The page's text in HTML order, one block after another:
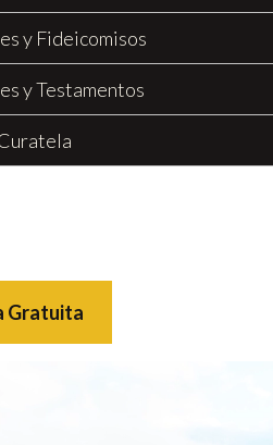
y Fideicomisos
y Testamentos
Gratuita